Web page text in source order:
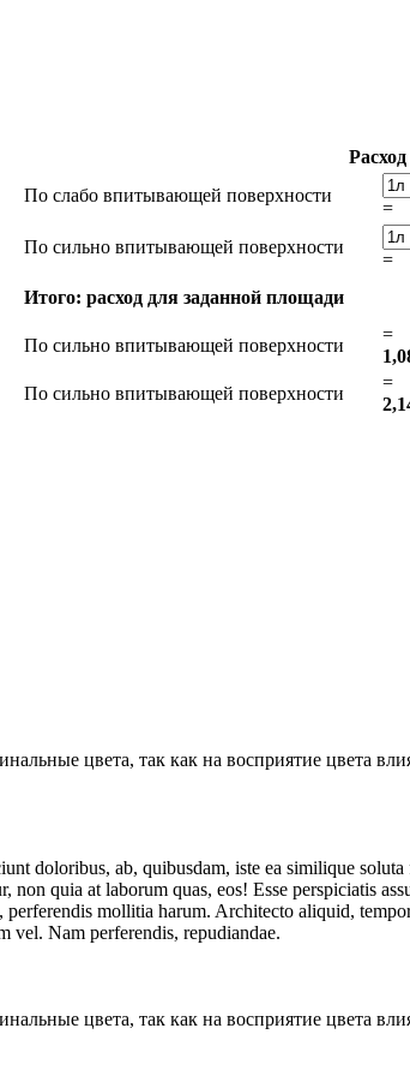
По слабо впитывающей поверхности
=
По сильно впитывающей поверхности
=
Итого: расход для заданной площади
По сильно впитывающей поверхности
=
По сильно впитывающей поверхности
=
цвета, так как на восприятие цвета
doloribus, ab, quibusdam, iste ea similique
quia at laborum quas, eos! Esse perspiciatis
mollitia harum. Architecto aliquid,
vel. Nam perferendis, repudiandae.
цвета, так как на восприятие цвета